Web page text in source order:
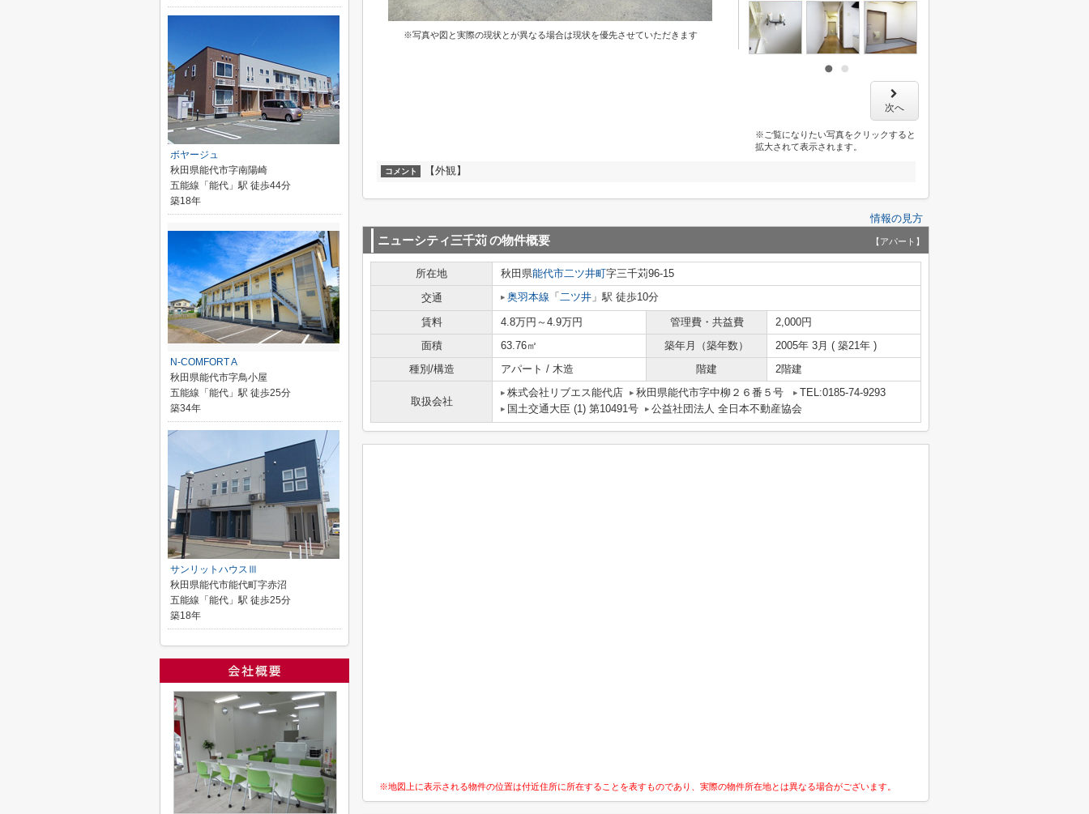
※写真や図と実際の現状とが異なる場合は現状を優先させていただきます
次へ
※ご覧になりたい写真をクリックすると
拡大されて表示されます。
コメント 【外観】
情報の見方
ニューシティ三千苅の物件概要 【アパート】
所在地 秋田県能代市二ツ井町字三千苅96-15
交通
奥羽本線 「 二ツ井 」駅 徒歩10分
賃料 4.8万円～4.9万円 管理費・共益費
2,000円
面積
63.76㎡ 築年月（築年数）
2005年 3月 ( 築21年 )
種別/構造
アパート / 木造 階建 2階建
取扱会社
株式会社リブエス能代店 秋田県能代市字中柳２６番５号
TEL:0185-74-9293
国土交通大臣 (1) 第10491号
公益社団法人 全日本不動産協会
※地図上に表示される物件の位置は付近住所に所在することを表すものであり、実際の物件所在地とは異なる場合がございます。
ボヤージュ
秋田県能代市字南陽崎
五能線「能代」駅 徒歩44分
築18年
N-COMFORT A
秋田県能代市字鳥小屋
五能線「能代」駅 徒歩25分
築34年
サンリットハウスⅢ
秋田県能代市能代町字赤沼
五能線「能代」駅 徒歩25分
築18年